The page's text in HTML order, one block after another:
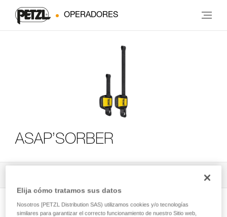
OPERADORES
ASAP’SORBER
Elija cómo tratamos sus datos
Nosotros [PETZL Distribution SAS) utilizamos cookies y/o tecnologías
similares para garantizar el correcto funcionamiento de nuestro Sitio web,